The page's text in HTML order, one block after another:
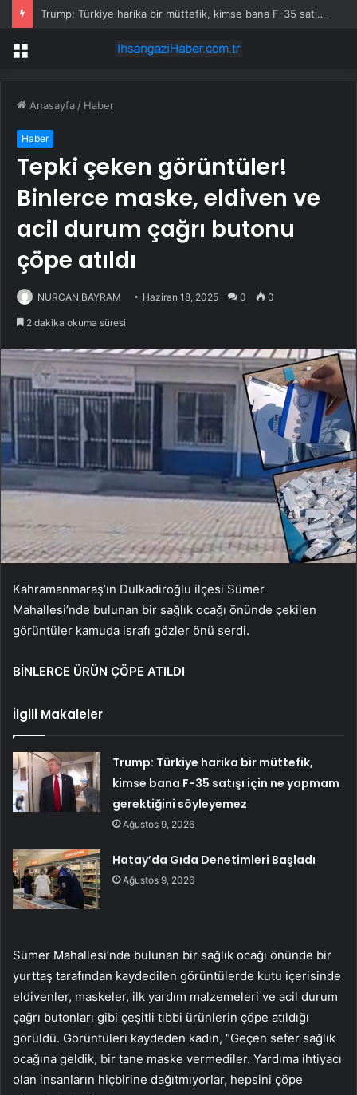
Trump: Türkiye harika bir müttefik, kimse bana F-35 satışı için ne yapmam gerektiğini söyleyemez
Menü
Anasayfa / Haber
Haber
Tepki çeken görüntüler!
Binlerce maske, eldiven ve
acil durum çağrı butonu
çöpe atıldı
NURCAN BAYRAM Haziran 18, 2025 0 0
2 dakika okuma süresi
Kahramanmaraş’ın Dulkadiroğlu ilçesi Sümer
Mahallesi’nde bulunan bir sağlık ocağı önünde çekilen
görüntüler kamuda israfı gözler önü serdi.
BİNLERCE ÜRÜN ÇÖPE ATILDI
İlgili Makaleler
Trump: Türkiye harika bir müttefik,
kimse bana F-35 satışı için ne yapmam
gerektiğini söyleyemez
Ağustos 9, 2026
Hatay’da Gıda Denetimleri Başladı
Ağustos 9, 2026
Sümer Mahallesi’nde bulunan bir sağlık ocağı önünde bir
yurttaş tarafından kaydedilen görüntülerde kutu içerisinde
eldivenler, maskeler, ilk yardım malzemeleri ve acil durum
çağrı butonları gibi çeşitli tıbbi ürünlerin çöpe atıldığı
görüldü. Görüntüleri kaydeden kadın, “Geçen sefer sağlık
ocağına geldik, bir tane maske vermediler. Yardıma ihtiyacı
olan insanların hiçbirine dağıtmıyorlar, hepsini çöpe